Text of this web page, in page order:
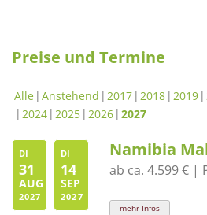
Preise und Termine
Alle Anstehend 2017 2018 2019
2024 2025 2026 2027
DI
31
AUG
2027
DI
14
SEP
2027
Namibia
ab ca. 4.599 € |
mehr Infos